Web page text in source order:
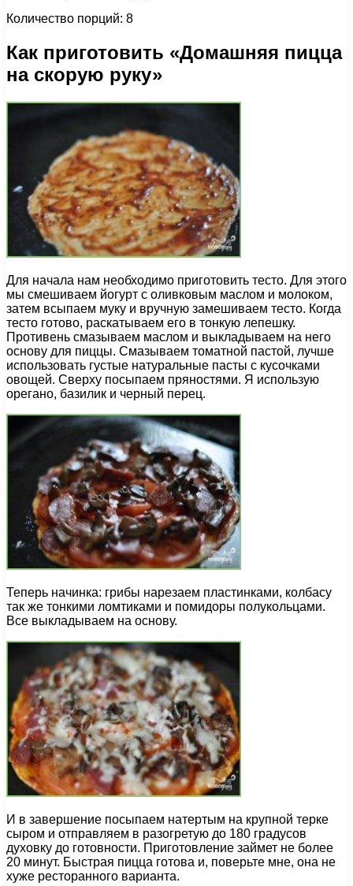
Количество порций: 8
Как приготовить «Домашняя пицца
на скорую руку»
Для начала нам необходимо приготовить тесто. Для этого
мы смешиваем йогурт с оливковым маслом и молоком,
затем всыпаем муку и вручную замешиваем тесто. Когда
тесто готово, раскатываем его в тонкую лепешку.
Противень смазываем маслом и выкладываем на него
основу для пиццы. Смазываем томатной пастой, лучше
использовать густые натуральные пасты с кусочками
овощей. Сверху посыпаем пряностями. Я использую
орегано, базилик и черный перец.
Теперь начинка: грибы нарезаем пластинками, колбасу
так же тонкими ломтиками и помидоры полукольцами.
Все выкладываем на основу.
И в завершение посыпаем натертым на крупной терке
сыром и отправляем в разогретую до 180 градусов
духовку до готовности. Приготовление займет не более
20 минут. Быстрая пицца готова и, поверьте мне, она не
хуже ресторанного варианта.